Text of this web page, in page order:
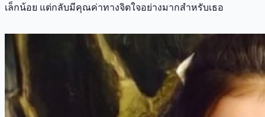
เล็กน้อย แต่กลับมีคุณค่าทางจิตใจอย่างมากสำหรับเธอ